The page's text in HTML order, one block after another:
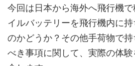
今回は日本から海外へ飛行機
イルバッテリーを飛行機内に
のかどうか？その他手荷物で
べき事項に関して、実際の体